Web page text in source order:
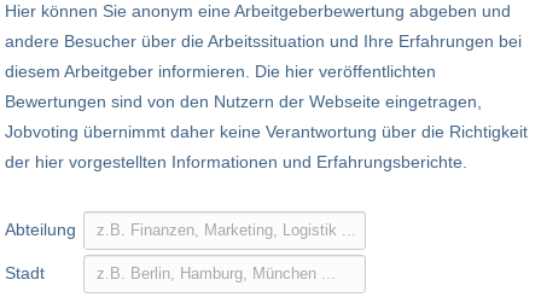
Hier können Sie anonym eine Arbeitgeberbewertung abgeben und
andere Besucher über die Arbeitssituation und Ihre Erfahrungen bei
diesem Arbeitgeber informieren. Die hier veröffentlichten
Bewertungen sind von den Nutzern der Webseite eingetragen,
Jobvoting übernimmt daher keine Verantwortung über die Richtigkeit
der hier vorgestellten Informationen und Erfahrungsberichte.
Abteilung
Stadt